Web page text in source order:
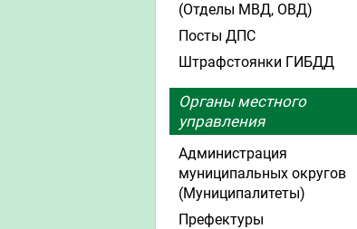
(Отделы МВД, ОВД)
Посты ДПС
Штрафстоянки ГИБДД
Органы местного
управления
Администрация
муниципальных округов
(Муниципалитеты)
Префектуры